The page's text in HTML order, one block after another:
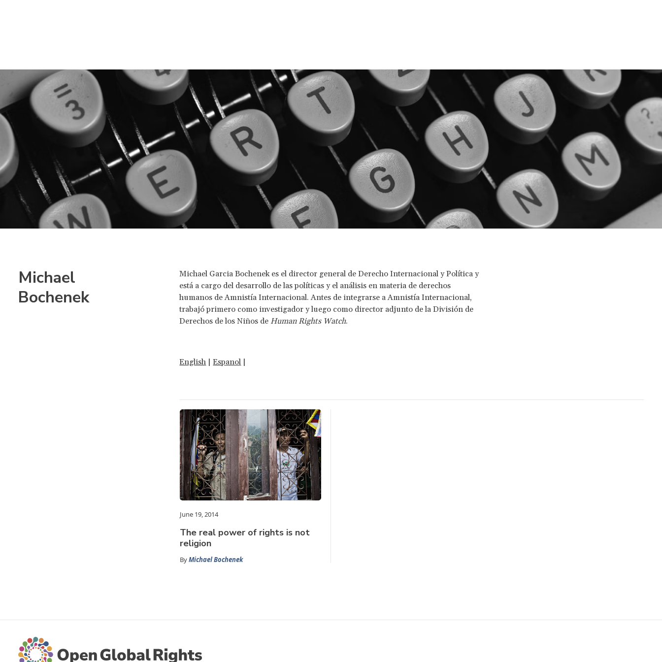
Michael
Bochenek
Michael Garcia Bochenek es el director general de Derecho Internacional y Política y
está a cargo del desarrollo de las políticas y el análisis en materia de derechos
humanos de Amnistía Internacional. Antes de integrarse a Amnistía Internacional,
trabajó primero como investigador y luego como director adjunto de la División de
Derechos de los Niños de Human Rights Watch.
English |Espanol |
June 19, 2014
The real power of rights is not
religion
ByMichael Bochenek